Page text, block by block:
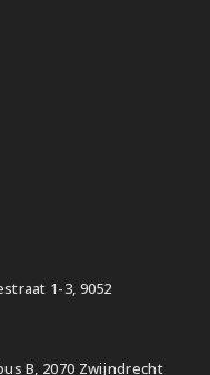
1-3, 9052
B, 2070 Zwijndrecht